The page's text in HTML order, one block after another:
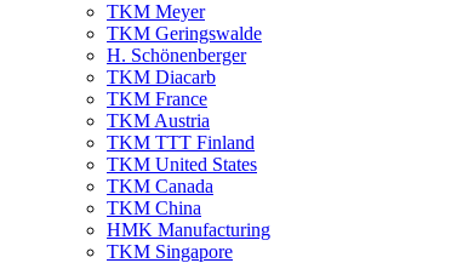
TKM Meyer
TKM Geringswalde
H. Schönenberger
TKM Diacarb
TKM France
TKM Austria
TKM TTT Finland
TKM United States
TKM Canada
TKM China
HMK Manufacturing
TKM Singapore